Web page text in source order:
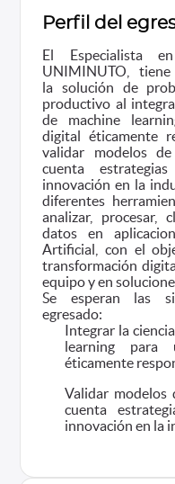
Perfil del
El Especialista
UNIMINUTO,
la solución de
productivo al
de machine
digital éticamente
validar modelos
cuenta
innovación en la
diferentes
analizar, procesar,
datos en
Artificial, con el
transformación
equipo y en
Se esperan las
egresado:
Integrar la
learning para
éticamente
Validar modelos
cuenta
innovación en la